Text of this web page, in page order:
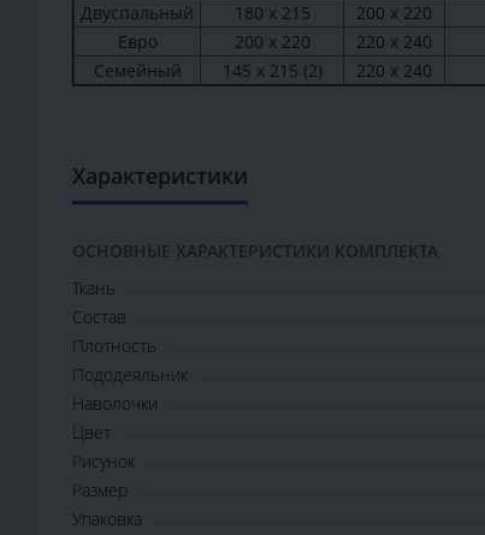
Двуспальный
180 х 215 200 х 220
Евро
200 х 220 220 х 240
Семейный
145 х 215 (2) 220 х 240
Характеристики
ОСНОВНЫЕ ХАРАКТЕРИСТИКИ КОМПЛЕКТА
Ткань
Состав
Плотность
Пододеяльник
Наволочки
Цвет
Рисунок
Размер
Упаковка